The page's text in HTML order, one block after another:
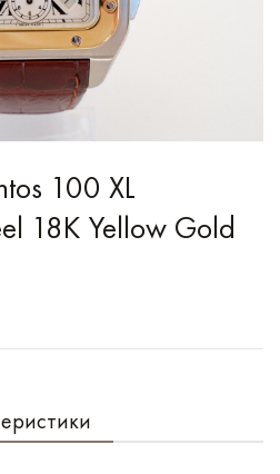
100 XL
18K Yellow Gold